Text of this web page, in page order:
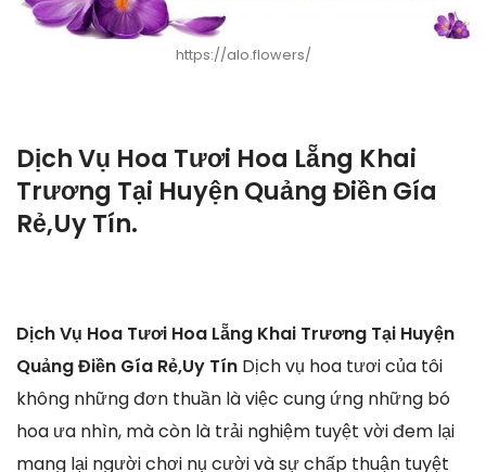
https://alo.flowers/
Dịch Vụ Hoa Tươi Hoa Lẵng Khai
Trương Tại Huyện Quảng Điền Gía
Rẻ,Uy Tín.
Dịch Vụ Hoa Tươi Hoa Lẵng Khai Trương Tại Huyện
Quảng Điền Gía Rẻ,Uy Tín Dịch vụ hoa tươi của tôi
không những đơn thuần là việc cung ứng những bó
hoa ưa nhìn, mà còn là trải nghiệm tuyệt vời đem lại
mang lại người chơi nụ cười và sự chấp thuận tuyệt